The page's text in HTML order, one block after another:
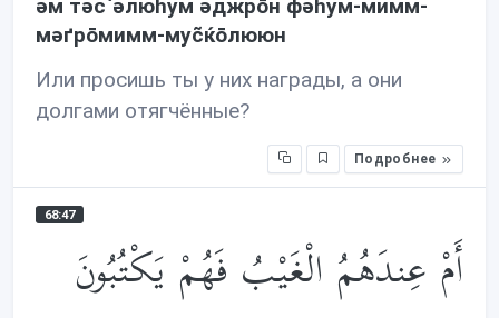
əм тəс`əлюhум əджрōн фəhум-мимм-
мəґрōмимм-муc̃ќōлююн
Или просишь ты у них награды, а они
долгами отягчённые?
Подробнее
68:47
أَمْ عِندَهُمُ الْغَيْبُ فَهُمْ يَكْتُبُونَ